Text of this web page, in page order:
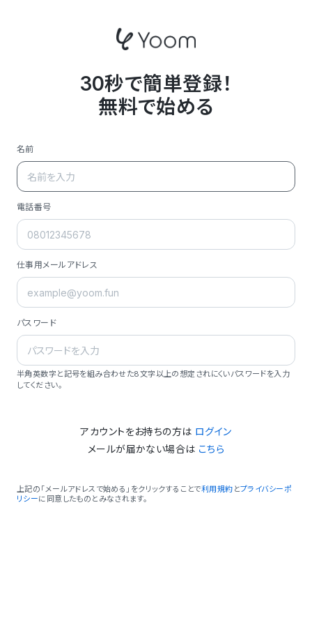
30秒で簡単登録！
無料で始める
名前
電話番号
仕事用メールアドレス
パスワード
半角英数字と記号を組み合わせた8文字以上の想定されにくいパスワードを入力
してください。
アカウントをお持ちの方は ログイン
メールが届かない場合は こちら
上記の「メールアドレスで始める」をクリックすることで利用規約 とプライバシーポ
リシーに同意したものとみなされます。